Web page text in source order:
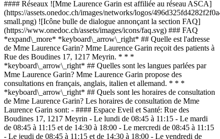
#### Réseaux ![Mme Laurence Garin est affiliée au réseau ASCA]
(https://assets.onedoc.ch/images/networks/logos/
small.png) ![Icône bulle de dialogue annonçant la section FAQ]
(https://www.onedoc.ch/assets/images/icons/faq.svg) ### FAQ
*expand\_more* *keyboard\_arrow\_right* ## Quelle est l'adresse
de Mme Laurence Garin? Mme Laurence Garin reçoit des patients à
Rue des Boudines 17, 1217 Meyrin. * * *
*keyboard\_arrow\_right* ## Quelles sont les langues parlées par
Mme Laurence Garin? Mme Laurence Garin propose des
consultations en français, anglais, italien et allemand. * * *
*keyboard\_arrow\_right* ## Quels sont les horaires de consultation
de Mme Laurence Garin? Les horaires de consultation de Mme
Laurence Garin sont: - #### Espace Eveil et Santé: Rue des
Boudines 17, 1217 Meyrin - Le lundi de 08:45 à 11:15 - Le mardi
de 08:45 à 11:15 et de 14:30 à 18:00 - Le mercredi de 08:45 à 11:15
- Le jeudi de 08:45 à 11:15 et de 14:30 à 18:00 - Le vendredi de